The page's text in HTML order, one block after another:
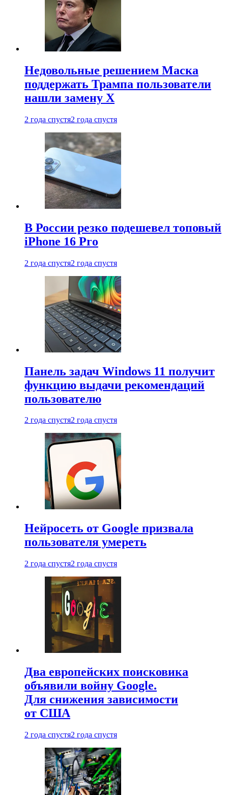
Недовольные решением Маска
поддержать Трампа пользователи
нашли замену X
2 года спустя2 года спустя
В России резко подешевел топовый
iPhone 16 Pro
2 года спустя2 года спустя
Панель задач Windows 11 получит
функцию выдачи рекомендаций
пользователю
2 года спустя2 года спустя
Нейросеть от Google призвала
пользователя умереть
2 года спустя2 года спустя
Два европейских поисковика
объявили войну Google.
Для снижения зависимости
от США
2 года спустя2 года спустя